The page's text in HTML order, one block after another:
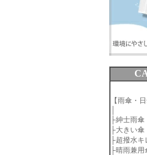
【雨傘・日
├紳士雨傘
├大きい傘
├超撥水キ
├晴雨兼用